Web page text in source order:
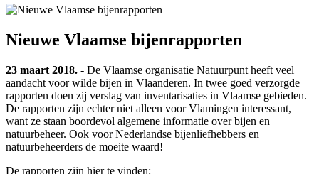
Nieuwe Vlaamse bijenrapporten
23 maart 2018. - De Vlaamse organisatie Natuurpunt heeft veel
aandacht voor wilde bijen in Vlaanderen. In twee goed verzorgde
rapporten doen zij verslag van inventarisaties in Vlaamse gebieden.
De rapporten zijn echter niet alleen voor Vlamingen interessant,
want ze staan boordevol algemene informatie over bijen en
natuurbeheer. Ook voor Nederlandse bijenliefhebbers en
natuurbeheerders de moeite waard!
De rapporten zijn hier te vinden: